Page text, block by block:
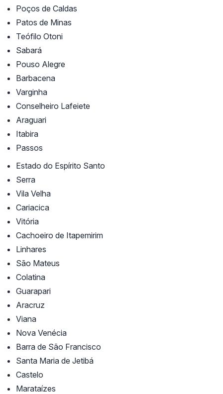
Poços de Caldas
Patos de Minas
Teófilo Otoni
Sabará
Pouso Alegre
Barbacena
Varginha
Conselheiro Lafeiete
Araguari
Itabira
Passos
Estado do Espírito Santo
Serra
Vila Velha
Cariacica
Vitória
Cachoeiro de Itapemirim
Linhares
São Mateus
Colatina
Guarapari
Aracruz
Viana
Nova Venécia
Barra de São Francisco
Santa Maria de Jetibá
Castelo
Marataízes